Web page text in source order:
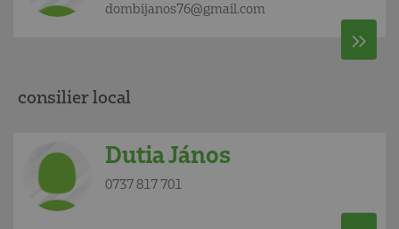
dombijanos76@gmail.com
consilier local
Dutia János
0737 817 701